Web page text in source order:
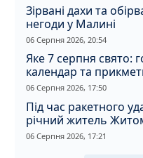
Зірвані дахи та
негоди у Малині
06 Серпня 2026, 20:54
Яке 7 серпня свято:
календар та
06 Серпня 2026, 17:50
Під час ракетного
річний житель
06 Серпня 2026, 17:21